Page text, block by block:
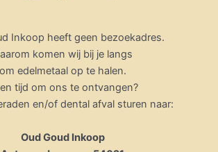
Inkoop heeft geen bezoekadres.
komen wij bij je langs
om edelmetaal op te halen.
tijd om ons te ontvangen?
en/of dental afval sturen naar:
Oud Goud Inkoop